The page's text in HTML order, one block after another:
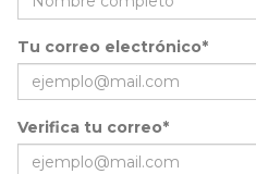
Tu correo electrónico*
Verifica tu correo*